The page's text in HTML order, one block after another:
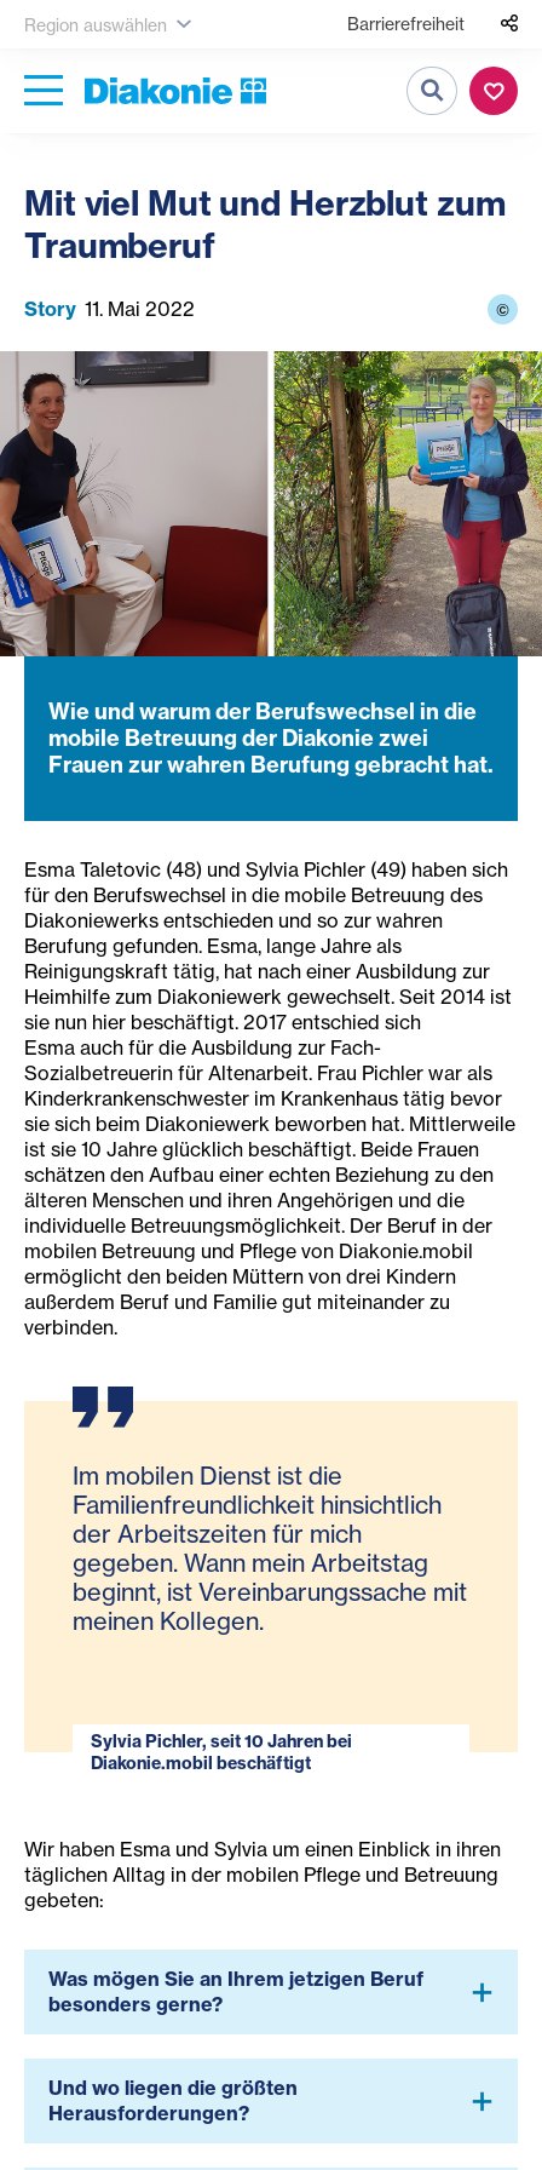
Region auswählen Barrierefreiheit
Suche
Mit viel Mut und Herzblut zum
Traumberuf
Story 11. Mai 2022 ©
Wie und warum der Berufswechsel in die
mobile Betreuung der Diakonie zwei
Frauen zur wahren Berufung gebracht hat.
Esma Taletovic (48) und Sylvia Pichler (49) haben sich
für den Berufswechsel in die mobile Betreuung des
Diakoniewerks entschieden und so zur wahren
Berufung gefunden. Esma, lange Jahre als
Reinigungskraft tätig, hat nach einer Ausbildung zur
Heimhilfe zum Diakoniewerk gewechselt. Seit 2014 ist
sie nun hier beschäftigt. 2017 entschied sich
Esma auch für die Ausbildung zur Fach-
Sozialbetreuerin für Altenarbeit. Frau Pichler war als
Kinderkrankenschwester im Krankenhaus tätig bevor
sie sich beim Diakoniewerk beworben hat. Mittlerweile
ist sie 10 Jahre glücklich beschäftigt. Beide Frauen
schätzen den Aufbau einer echten Beziehung zu den
älteren Menschen und ihren Angehörigen und die
individuelle Betreuungsmöglichkeit. Der Beruf in der
mobilen Betreuung und Pflege von Diakonie.mobil
ermöglicht den beiden Müttern von drei Kindern
außerdem Beruf und Familie gut miteinander zu
verbinden.
Im mobilen Dienst ist die
Familienfreundlichkeit hinsichtlich
der Arbeitszeiten für mich
gegeben. Wann mein Arbeitstag
beginnt, ist Vereinbarungssache mit
meinen Kollegen.
Sylvia Pichler, seit 10 Jahren bei
Diakonie.mobil beschäftigt
Wir haben Esma und Sylvia um einen Einblick in ihren
täglichen Alltag in der mobilen Pflege und Betreuung
gebeten:
Was mögen Sie an Ihrem jetzigen Beruf
besonders gerne?
Und wo liegen die größten
Herausforderungen?